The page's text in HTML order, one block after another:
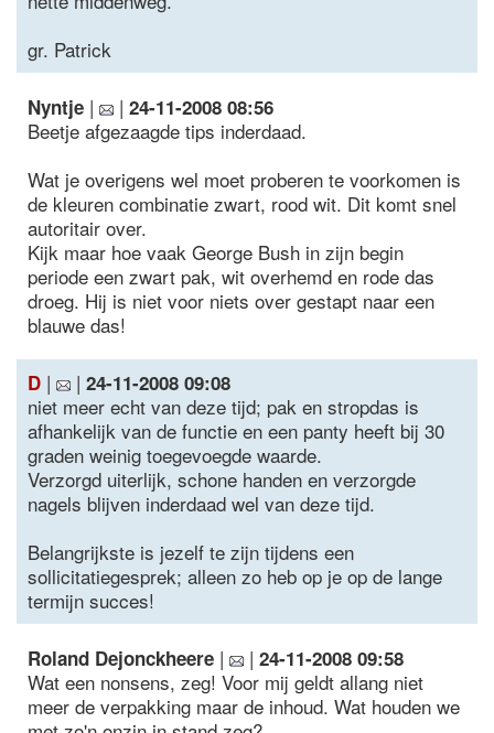
gr. Patrick
Nyntje | | 24-11-2008 08:56
Beetje afgezaagde tips inderdaad.
Wat je overigens wel moet proberen te voorkomen is
de kleuren combinatie zwart, rood wit. Dit komt snel
autoritair over.
Kijk maar hoe vaak George Bush in zijn begin
periode een zwart pak, wit overhemd en rode das
droeg. Hij is niet voor niets over gestapt naar een
blauwe das!
D | | 24-11-2008 09:08
niet meer echt van deze tijd; pak en stropdas is
afhankelijk van de functie en een panty heeft bij 30
graden weinig toegevoegde waarde.
Verzorgd uiterlijk, schone handen en verzorgde
nagels blijven inderdaad wel van deze tijd.
Belangrijkste is jezelf te zijn tijdens een
sollicitatiegesprek; alleen zo heb op je op de lange
termijn succes!
Roland Dejonckheere | | 24-11-2008 09:58
Wat een nonsens, zeg! Voor mij geldt allang niet
meer de verpakking maar de inhoud. Wat houden we